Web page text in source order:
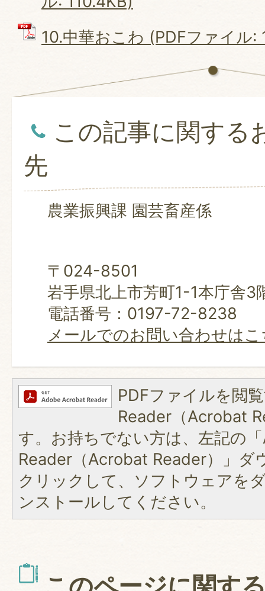
10.中華おこわ (PDFファイル:
この記事に関する
先
農業振興課 園芸畜産係
〒024-8501
岩手県北上市芳町1-1本庁舎3
電話番号：0197-72-8238
メールでのお問い合わせは
PDFファイルを閲
Reader（Acrobat
す。お持ちでない方は、左記の
Reader（Acrobat Reader）」ダ
クリックして、ソフトウェアを
ンストールしてください。